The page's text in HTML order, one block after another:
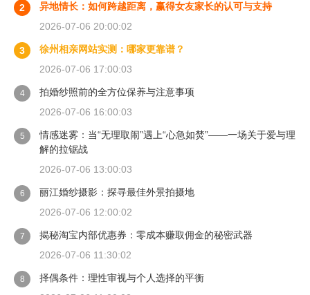
2
异地情长：如何跨越距离，赢得女友家长的认可与支持
2026-07-06 20:00:02
3
徐州相亲网站实测：哪家更靠谱？
2026-07-06 17:00:03
4
拍婚纱照前的全方位保养与注意事项
2026-07-06 16:00:03
5
情感迷雾：当“无理取闹”遇上“心急如焚”——一场关于爱与理
解的拉锯战
2026-07-06 13:00:03
6
丽江婚纱摄影：探寻最佳外景拍摄地
2026-07-06 12:00:02
7
揭秘淘宝内部优惠券：零成本赚取佣金的秘密武器
2026-07-06 11:30:02
8
择偶条件：理性审视与个人选择的平衡